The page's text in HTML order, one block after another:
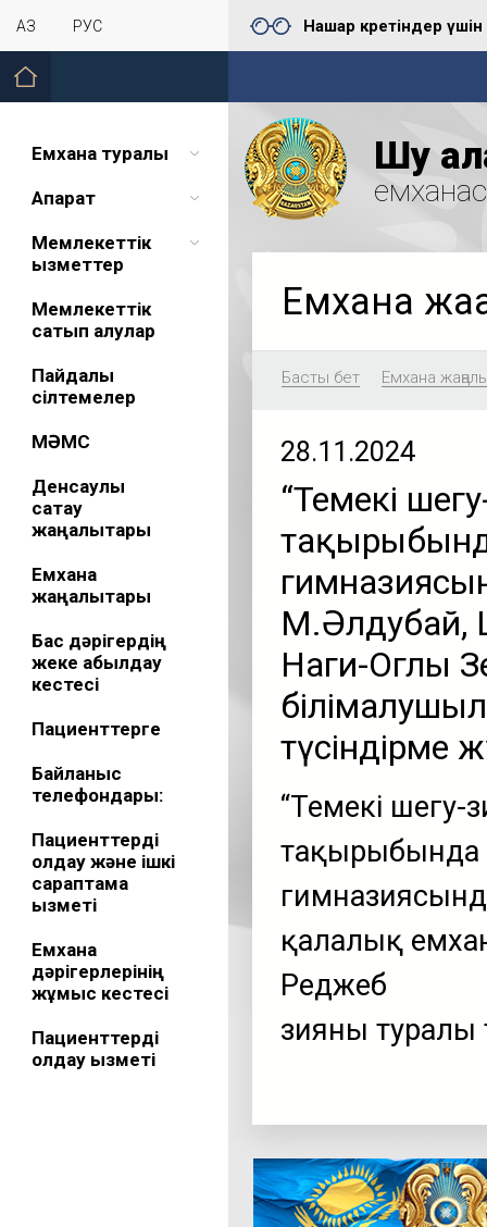
ҚАЗ РУС Нашар көретіндер үшін
Емхана туралы
Ақпарат
Мемлекеттік
қызметтер
Мемлекеттік
сатып алулар
Пайдалы
сілтемелер
МӘМС
Денсаулық
сақтау
жаңалықтары
Емхана
жаңалықтары
Бас дәрігердің
жеке қабылдау
кестесі
Пациенттерге
Байланыс
телефондары:
Пациенттерді
қолдау және ішкі
сараптама
қызметі
Емхана
дәрігерлерінің
жұмыс кестесі
Пациенттерді
қолдау қызметі
Шу
Емхана
Басты бет Емхана
28.11.2024
“Темекі
М.Әлдубай,
Наги-Оглы
түсіндірме
“Темекі шегу-
тақырыбында
қалалық
Реджеб
зияны туралы